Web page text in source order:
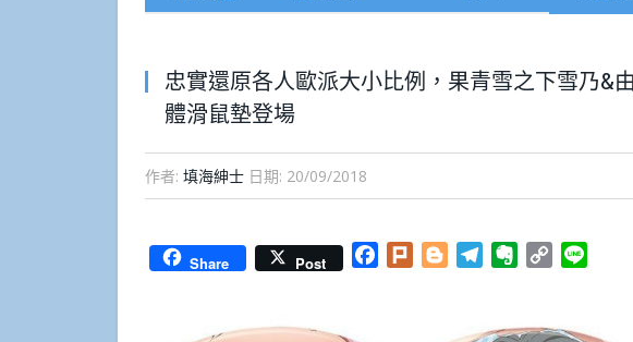
忠實還原各人歐派大小比例，果青雪之下雪乃&
體滑鼠墊登場
作者: 填海紳士 日期: 20/09/2018
Share Post Facebook
Plurk BloggerTelegramEvernote
Copy